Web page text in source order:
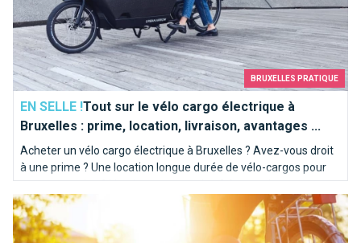
BRUXELLES PRATIQUE
EN SELLE !Tout sur le vélo cargo électrique à
Bruxelles : prime, location, livraison, avantages ...
Acheter un vélo cargo électrique à Bruxelles ? Avez-vous droit
à une prime ? Une location longue durée de vélo-cargos pour
mon entreprise ? Livraison ou occasion ? A vous de vous
décider, Bruxelles vous attend !
Rouler en vélo en dehors de Bruxelles